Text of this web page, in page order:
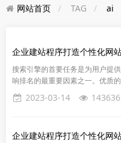
网站首页 TAG ai
企业建站程序打造个性化网
搜索引擎的首要任务是为用户提
响排名的最重要因素之一。优质
和留存率，同时也能提高网站的信
2023-03-14 143636
企业建站程序打造个性化网